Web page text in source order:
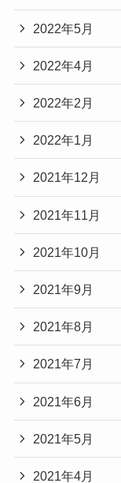
2022年5月
2022年4月
2022年2月
2022年1月
2021年12月
2021年11月
2021年10月
2021年9月
2021年8月
2021年7月
2021年6月
2021年5月
2021年4月